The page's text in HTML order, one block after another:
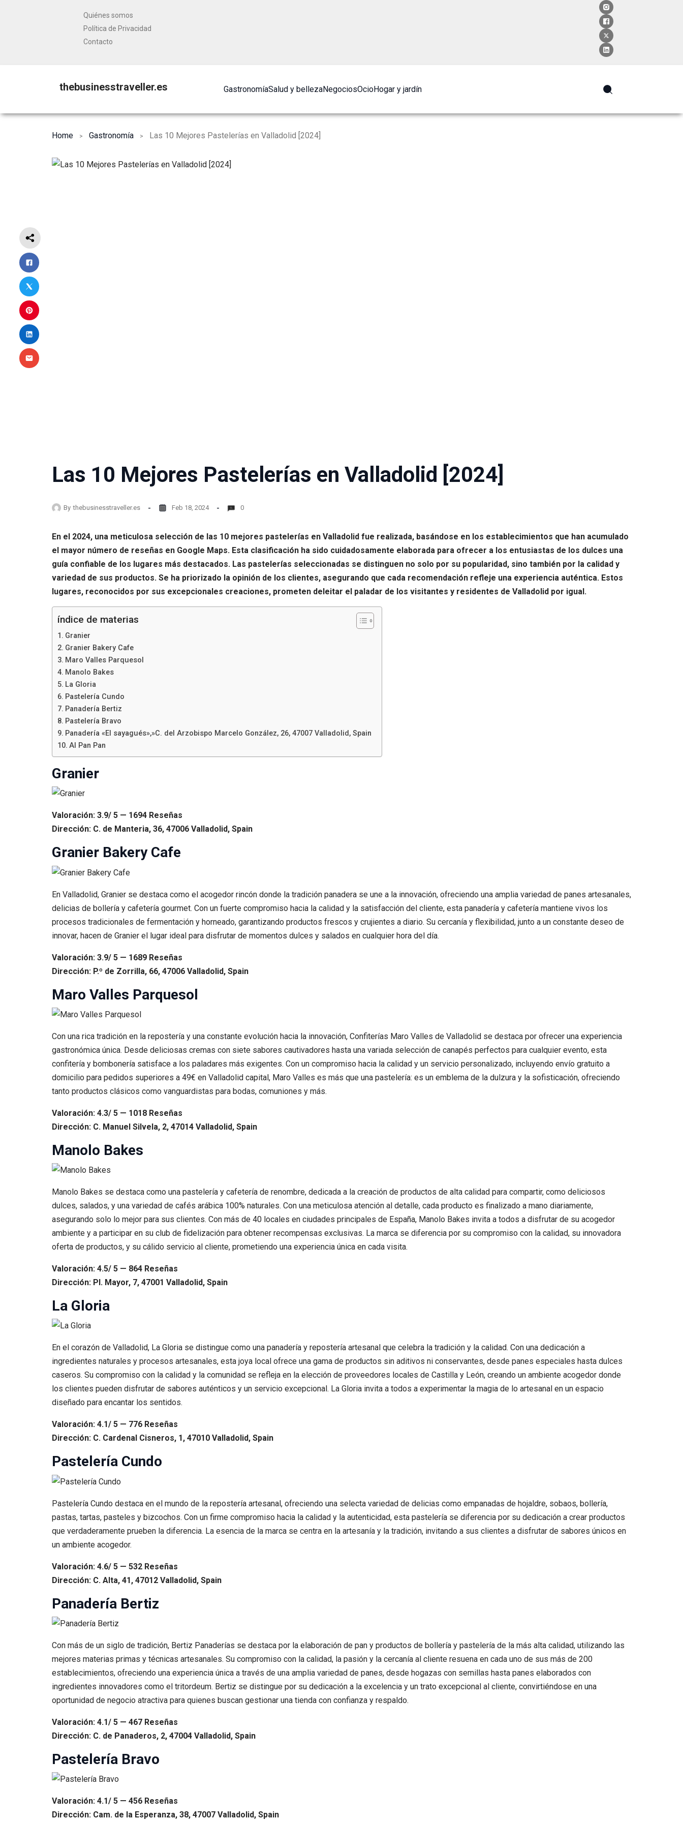
Quiénes somos
Política de Privacidad
Contacto
thebusinesstraveller.es GastronomíaSalud y bellezaNegociosOcioHogar y jardín
Home Gastronomía Las 10 Mejores Pastelerías en Valladolid [2024]
Las 10 Mejores Pastelerías en Valladolid [2024]
By thebusinesstraveller.es Feb 18, 2024 0
En el 2024, una meticulosa selección de las 10 mejores pastelerías en Valladolid fue realizada, basándose en los establecimientos que han acumulado
el mayor número de reseñas en Google Maps. Esta clasificación ha sido cuidadosamente elaborada para ofrecer a los entusiastas de los dulces una
guía confiable de los lugares más destacados. Las pastelerías seleccionadas se distinguen no solo por su popularidad, sino también por la calidad y
variedad de sus productos. Se ha priorizado la opinión de los clientes, asegurando que cada recomendación refleje una experiencia auténtica. Estos
lugares, reconocidos por sus excepcionales creaciones, prometen deleitar el paladar de los visitantes y residentes de Valladolid por igual.
índice de materias
Granier
Granier Bakery Cafe
Maro Valles Parquesol
Manolo Bakes
La Gloria
Pastelería Cundo
Panadería Bertiz
Pastelería Bravo
Panadería «El sayagués»,»C. del Arzobispo Marcelo González, 26, 47007 Valladolid, Spain
Al Pan Pan
Granier
Valoración: 3.9/ 5 — 1694 Reseñas
Dirección: C. de Manteria, 36, 47006 Valladolid, Spain
Granier Bakery Cafe
En Valladolid, Granier se destaca como el acogedor rincón donde la tradición panadera se une a la innovación, ofreciendo una amplia variedad de panes artesanales,
delicias de bollería y cafetería gourmet. Con un fuerte compromiso hacia la calidad y la satisfacción del cliente, esta panadería y cafetería mantiene vivos los
procesos tradicionales de fermentación y horneado, garantizando productos frescos y crujientes a diario. Su cercanía y flexibilidad, junto a un constante deseo de
innovar, hacen de Granier el lugar ideal para disfrutar de momentos dulces y salados en cualquier hora del día.
Valoración: 3.9/ 5 — 1689 Reseñas
Dirección: P.º de Zorrilla, 66, 47006 Valladolid, Spain
Maro Valles Parquesol
Con una rica tradición en la repostería y una constante evolución hacia la innovación, Confiterías Maro Valles de Valladolid se destaca por ofrecer una experiencia
gastronómica única. Desde deliciosas cremas con siete sabores cautivadores hasta una variada selección de canapés perfectos para cualquier evento, esta
confitería y bombonería satisface a los paladares más exigentes. Con un compromiso hacia la calidad y un servicio personalizado, incluyendo envío gratuito a
domicilio para pedidos superiores a 49€ en Valladolid capital, Maro Valles es más que una pastelería: es un emblema de la dulzura y la sofisticación, ofreciendo
tanto productos clásicos como vanguardistas para bodas, comuniones y más.
Valoración: 4.3/ 5 — 1018 Reseñas
Dirección: C. Manuel Silvela, 2, 47014 Valladolid, Spain
Manolo Bakes
Manolo Bakes se destaca como una pastelería y cafetería de renombre, dedicada a la creación de productos de alta calidad para compartir, como deliciosos
dulces, salados, y una variedad de cafés arábica 100% naturales. Con una meticulosa atención al detalle, cada producto es finalizado a mano diariamente,
asegurando solo lo mejor para sus clientes. Con más de 40 locales en ciudades principales de España, Manolo Bakes invita a todos a disfrutar de su acogedor
ambiente y a participar en su club de fidelización para obtener recompensas exclusivas. La marca se diferencia por su compromiso con la calidad, su innovadora
oferta de productos, y su cálido servicio al cliente, prometiendo una experiencia única en cada visita.
Valoración: 4.5/ 5 — 864 Reseñas
Dirección: Pl. Mayor, 7, 47001 Valladolid, Spain
La Gloria
En el corazón de Valladolid, La Gloria se distingue como una panadería y repostería artesanal que celebra la tradición y la calidad. Con una dedicación a
ingredientes naturales y procesos artesanales, esta joya local ofrece una gama de productos sin aditivos ni conservantes, desde panes especiales hasta dulces
caseros. Su compromiso con la calidad y la comunidad se refleja en la elección de proveedores locales de Castilla y León, creando un ambiente acogedor donde
los clientes pueden disfrutar de sabores auténticos y un servicio excepcional. La Gloria invita a todos a experimentar la magia de lo artesanal en un espacio
diseñado para encantar los sentidos.
Valoración: 4.1/ 5 — 776 Reseñas
Dirección: C. Cardenal Cisneros, 1, 47010 Valladolid, Spain
Pastelería Cundo
Pastelería Cundo destaca en el mundo de la repostería artesanal, ofreciendo una selecta variedad de delicias como empanadas de hojaldre, sobaos, bollería,
pastas, tartas, pasteles y bizcochos. Con un firme compromiso hacia la calidad y la autenticidad, esta pastelería se diferencia por su dedicación a crear productos
que verdaderamente prueben la diferencia. La esencia de la marca se centra en la artesanía y la tradición, invitando a sus clientes a disfrutar de sabores únicos en
un ambiente acogedor.
Valoración: 4.6/ 5 — 532 Reseñas
Dirección: C. Alta, 41, 47012 Valladolid, Spain
Panadería Bertiz
Con más de un siglo de tradición, Bertiz Panaderías se destaca por la elaboración de pan y productos de bollería y pastelería de la más alta calidad, utilizando las
mejores materias primas y técnicas artesanales. Su compromiso con la calidad, la pasión y la cercanía al cliente resuena en cada uno de sus más de 200
establecimientos, ofreciendo una experiencia única a través de una amplia variedad de panes, desde hogazas con semillas hasta panes elaborados con
ingredientes innovadores como el tritordeum. Bertiz se distingue por su dedicación a la excelencia y un trato excepcional al cliente, convirtiéndose en una
oportunidad de negocio atractiva para quienes buscan gestionar una tienda con confianza y respaldo.
Valoración: 4.1/ 5 — 467 Reseñas
Dirección: C. de Panaderos, 2, 47004 Valladolid, Spain
Pastelería Bravo
Valoración: 4.1/ 5 — 456 Reseñas
Dirección: Cam. de la Esperanza, 38, 47007 Valladolid, Spain